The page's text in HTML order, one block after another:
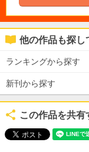
他の作品も探し
ランキングから探す
新刊から探す
この作品を共有